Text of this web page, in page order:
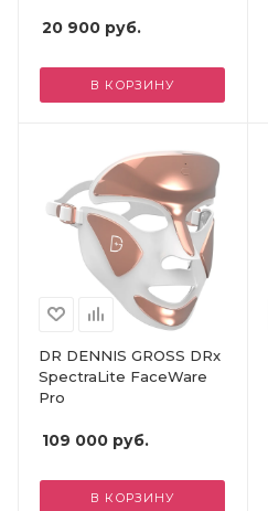
20 900 руб.
В КОРЗИНУ
DR DENNIS GROSS DRx
SpectraLite FaceWare
Pro
109 000 руб.
В КОРЗИНУ